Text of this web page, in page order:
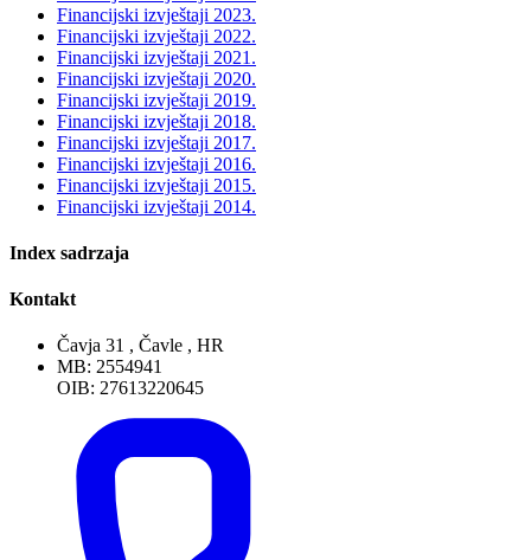
Financijski izvještaji 2023.
Financijski izvještaji 2022.
Financijski izvještaji 2021.
Financijski izvještaji 2020.
Financijski izvještaji 2019.
Financijski izvještaji 2018.
Financijski izvještaji 2017.
Financijski izvještaji 2016.
Financijski izvještaji 2015.
Financijski izvještaji 2014.
Index sadrzaja
Kontakt
Čavja 31 , Čavle , HR
MB: 2554941
OIB: 27613220645